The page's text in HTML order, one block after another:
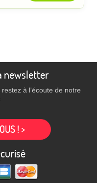
newsletter
à l'écoute de notre
! >